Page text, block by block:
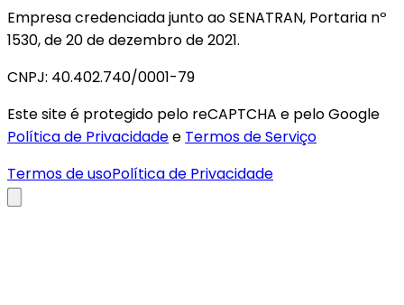
Empresa credenciada junto ao SENATRAN, Portaria nº
1530, de 20 de dezembro de 2021.
CNPJ: 40.402.740/0001-79
Este site é protegido pelo reCAPTCHA e pelo Google
Política de Privacidadee Termos de Serviço
Termos de usoPolítica de Privacidade